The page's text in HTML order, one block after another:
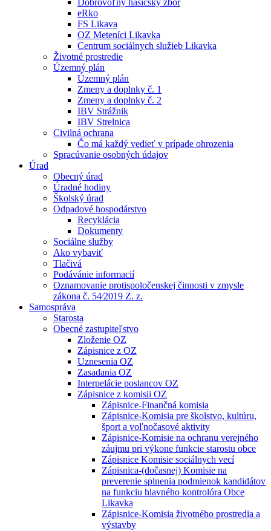
Dobrovoľný hasičský zbor
eRko
FS Likava
OZ Meteníci Likavka
Centrum sociálnych služieb Likavka
Životné prostredie
Územný plán
Územný plán
Zmeny a doplnky č. 1
Zmeny a doplnky č. 2
IBV Strážnik
IBV Strelnica
Civilná ochrana
Čo má každý vedieť v prípade ohrozenia
Spracúvanie osobných údajov
Úrad
Obecný úrad
Úradné hodiny
Školský úrad
Odpadové hospodárstvo
Recyklácia
Dokumenty
Sociálne služby
Ako vybaviť
Tlačivá
Podávánie informacií
Oznamovanie protispoločenskej činnosti v zmysle
zákona č. 54⁄2019 Z. z.
Samospráva
Starosta
Obecné zastupiteľstvo
Zloženie OZ
Zápisnice z OZ
Uznesenia OZ
Zasadania OZ
Interpelácie poslancov OZ
Zápisnice z komisii OZ
Zápisnice-Finančná komisia
Zápisnice-Komisia pre školstvo, kultúru,
šport a voľnočasové aktivity
Zápisnice-Komisie na ochranu verejného
záujmu pri výkone funkcie starostu obce
Zápisnice Komisie sociálnych vecí
Zápisnica-(dočasnej) Komisie na
preverenie splnenia podmienok kandidátov
na funkciu hlavného kontrolóra Obce
Likavka
Zápisnice-Komisia životného prostredia a
výstavby